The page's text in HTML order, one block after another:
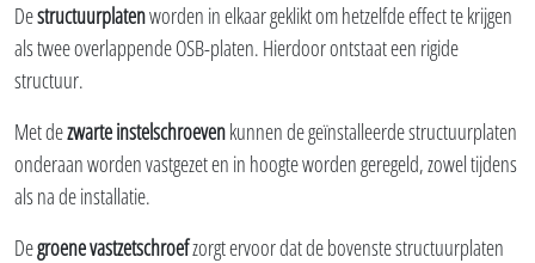
Destructuurplatenworden in elkaar geklikt om hetzelfde effect te krijgen
als twee overlappende OSB-platen. Hierdoor ontstaat een rigide
structuur.
Met dezwarte instelschroevenkunnen de geïnstalleerde structuurplaten
onderaan worden vastgezet en in hoogte worden geregeld, zowel tijdens
als na de installatie.
Degroene vastzetschroefzorgt ervoor dat de bovenste structuurplaten